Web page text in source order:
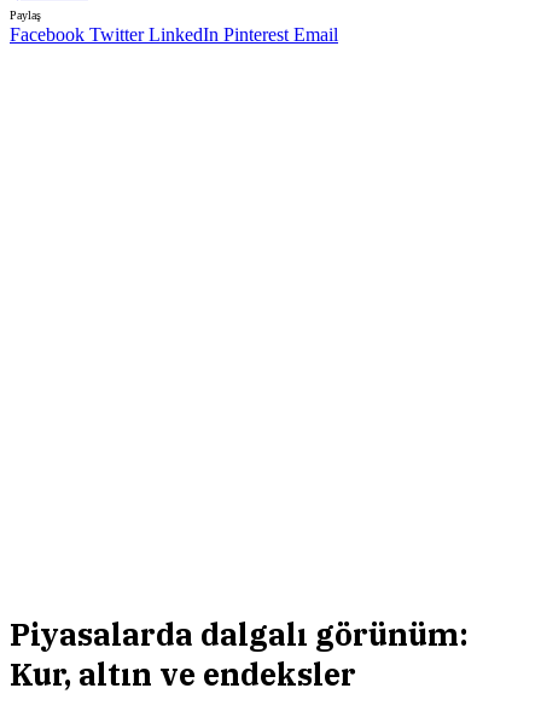
Paylaş
Facebook Twitter LinkedIn Pinterest Email
Piyasalarda dalgalı görünüm:
Kur, altın ve endeksler